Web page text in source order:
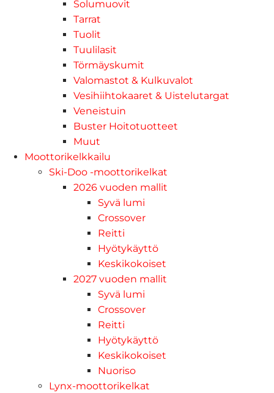
Solumuovit
Tarrat
Tuolit
Tuulilasit
Törmäyskumit
Valomastot & Kulkuvalot
Vesihiihtokaaret & Uistelutargat
Veneistuin
Buster Hoitotuotteet
Muut
Moottorikelkkailu
Ski-Doo -moottorikelkat
2026 vuoden mallit
Syvä lumi
Crossover
Reitti
Hyötykäyttö
Keskikokoiset
2027 vuoden mallit
Syvä lumi
Crossover
Reitti
Hyötykäyttö
Keskikokoiset
Nuoriso
Lynx-moottorikelkat